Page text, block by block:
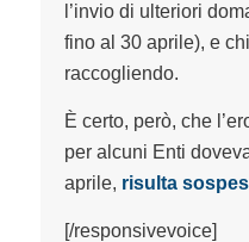
l’invio di ulteriori
fino al 30 aprile), e
raccogliendo.
È certo, però, che
per alcuni Enti
aprile, risulta
[/responsivevoice]